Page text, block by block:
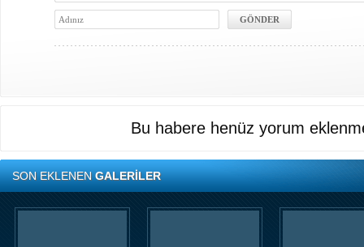
Bu habere henüz yorum
SON EKLENENGALERİLER